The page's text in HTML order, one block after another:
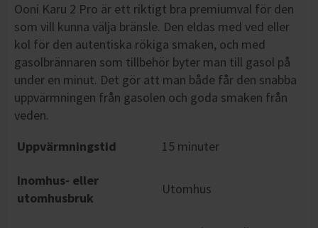
Ooni Karu 2 Pro är ett riktigt bra premiumval för den
som vill kunna välja bränsle. Den eldas med ved eller
kol för den autentiska rökiga smaken, och med
gasolbrännaren som tillbehör byter man till gasol på
under en minut. Det gör att man både får den snabba
uppvärmningen från gasolen och goda smaken från
veden.
Uppvärmningstid
15 minuter
Inomhus- eller
utomhusbruk
Utomhus